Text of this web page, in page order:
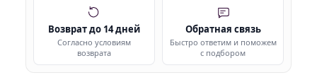
Возврат до 14 дней
Согласно условиям
возврата
Обратная связь
Быстро ответим и поможем
с подбором